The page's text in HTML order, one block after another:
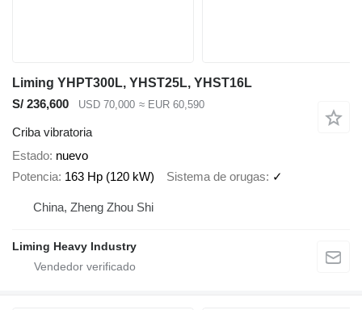
Liming YHPT300L, YHST25L, YHST16L
S/ 236,600
USD 70,000 ≈ EUR 60,590
Criba vibratoria
Estado nuevo
Potencia 163 Hp (120 kW) Sistema de orugas ✓
China, Zheng Zhou Shi
Liming Heavy Industry